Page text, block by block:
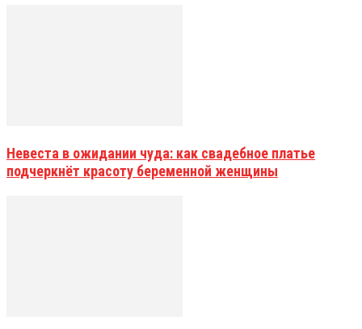
Невеста в ожидании чуда: как свадебное платье
подчеркнёт красоту беременной женщины